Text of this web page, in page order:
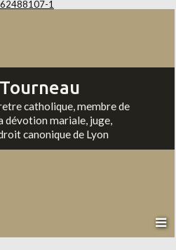
1
catholique, membre de
dévotion mariale, juge,
canonique de Lyon